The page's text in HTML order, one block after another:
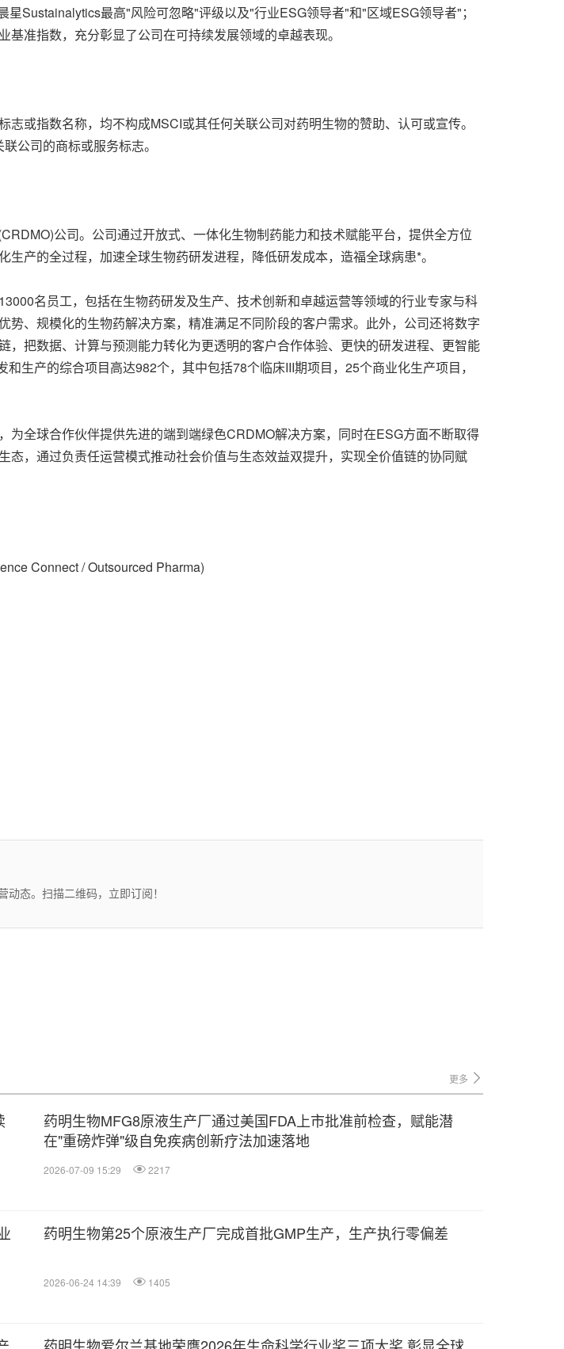
Sustainalytics最高"风险可忽略"评级以及"行业ESG领导者"和"区域ESG领导者"；
准指数，充分彰显了公司在可持续发展领域的卓越表现。
或指数名称，均不构成MSCI或其任何关联公司对药明生物的赞助、认可或宣传。
公司的商标或服务标志。
公司。公司通过开放式、一体化生物制药能力和技术赋能平台，提供全方位
产的全过程，加速全球生物药研发进程，降低研发成本，造福全球病患*。
名员工，包括在生物药研发及生产、技术创新和卓越运营等领域的行业专家与科
、规模化的生物药解决方案，精准满足不同阶段的客户需求。此外，公司还将数字
把数据、计算与预测能力转化为更透明的客户合作体验、更快的研发进程、更智能
生产的综合项目高达982个，其中包括78个临床III期项目，25个商业化生产项目，
全球合作伙伴提供先进的端到端绿色CRDMO解决方案，同时在ESG方面不断取得
，通过负责任运营模式推动社会价值与生态效益双提升，实现全价值链的协同赋
Connect / Outsourced Pharma)
态。扫描二维码，立即订阅！
更多
药明生物MFG8原液生产厂通过美国FDA上市批准前检查，赋能潜
在"重磅炸弹"级自免疾病创新疗法加速落地
2026-07-09 15:29 2217
药明生物第25个原液生产厂完成首批GMP生产，生产执行零偏差
2026-06-24 14:39 1405